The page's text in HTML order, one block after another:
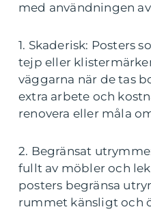
med användningen
1. Skaderisk: Posters
tejp eller
väggarna när de tas
extra arbete och
renovera eller måla
2. Begränsat
fullt av möbler och
posters begränsa
rummet känsligt och